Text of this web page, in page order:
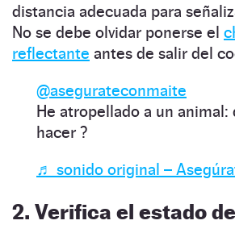
distancia adecuada para
No se debe olvidar ponerse el
reflectante antes de salir del
@asegurateconmaite
He atropellado a un animal:
hacer ?
♬ sonido original –
2. Verifica el estado